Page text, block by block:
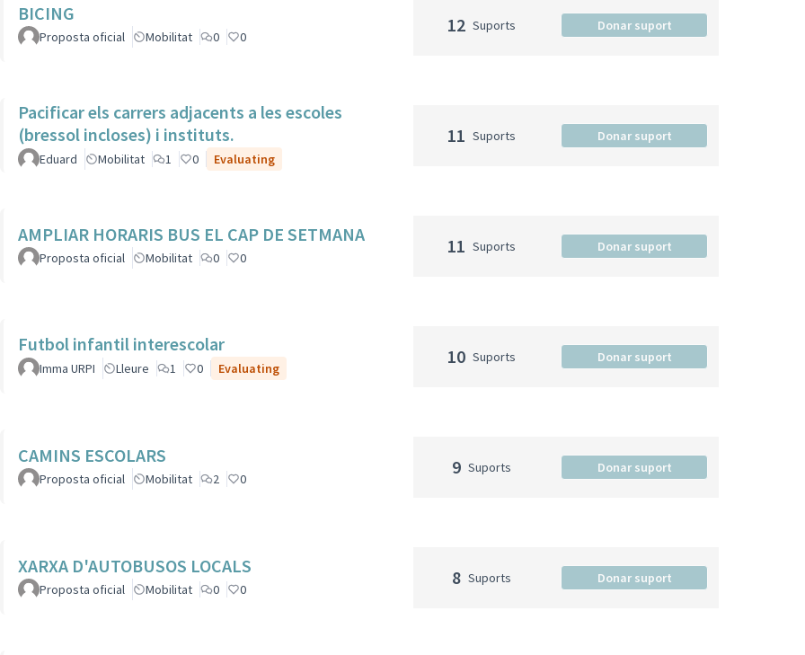
BICING
Proposta oficial Mobilitat 0 0
12 Suports Donar suport
Pacificar els carrers adjacents a les escoles
(bressol incloses) i instituts.
Eduard Mobilitat 1 0 Evaluating
11 Suports Donar suport
AMPLIAR HORARIS BUS EL CAP DE SETMANA
Proposta oficial Mobilitat 0 0
11 Suports Donar suport
Futbol infantil interescolar
Imma URPI Lleure 1 0 Evaluating
10 Suports Donar suport
CAMINS ESCOLARS
Proposta oficial Mobilitat 2 0
9 Suports Donar suport
XARXA D'AUTOBUSOS LOCALS
Proposta oficial Mobilitat 0 0
8 Suports Donar suport